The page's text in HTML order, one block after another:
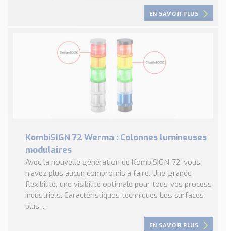
EN SAVOIR PLUS
KombiSIGN 72 Werma : Colonnes lumineuses
modulaires
Avec la nouvelle génération de KombiSIGN 72, vous
n’avez plus aucun compromis à faire. Une grande
flexibilité, une visibilité optimale pour tous vos process
industriels. Caractéristiques techniques Les surfaces
plus ...
EN SAVOIR PLUS